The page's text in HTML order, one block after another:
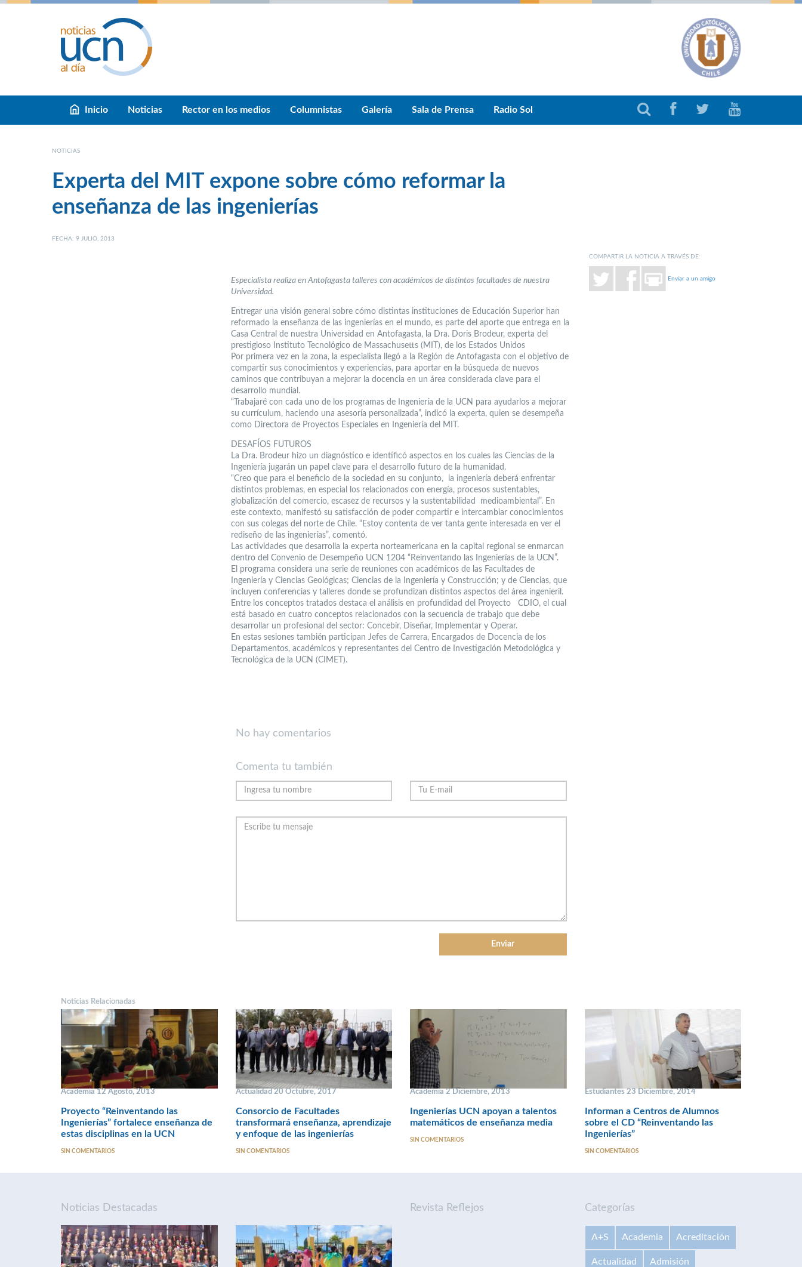
Inicio Noticias Rector en los medios Columnistas Galería Sala de Prensa Radio Sol
NOTICIAS
Experta del MIT expone sobre cómo reformar la
enseñanza de las ingenierías
FECHA: 9 JULIO, 2013
Especialista realiza en Antofagasta talleres con académicos de distintas facultades de nuestra
Universidad.
Entregar una visión general sobre cómo distintas instituciones de Educación Superior han
reformado la enseñanza de las ingenierías en el mundo, es parte del aporte que entrega en la
Casa Central de nuestra Universidad en Antofagasta, la Dra. Doris Brodeur, experta del
prestigioso Instituto Tecnológico de Massachusetts (MIT), de los Estados Unidos
Por primera vez en la zona, la especialista llegó a la Región de Antofagasta con el objetivo de
compartir sus conocimientos y experiencias, para aportar en la búsqueda de nuevos
caminos que contribuyan a mejorar la docencia en un área considerada clave para el
desarrollo mundial.
“Trabajaré con cada uno de los programas de Ingeniería de la UCN para ayudarlos a mejorar
su currículum, haciendo una asesoría personalizada”, indicó la experta, quien se desempeña
como Directora de Proyectos Especiales en Ingeniería del MIT.
DESAFÍOS FUTUROS
La Dra. Brodeur hizo un diagnóstico e identificó aspectos en los cuales las Ciencias de la
Ingeniería jugarán un papel clave para el desarrollo futuro de la humanidad.
“Creo que para el beneficio de la sociedad en su conjunto, la ingeniería deberá enfrentar
distintos problemas, en especial los relacionados con energía, procesos sustentables,
globalización del comercio, escasez de recursos y la sustentabilidad medioambiental”. En
este contexto, manifestó su satisfacción de poder compartir e intercambiar conocimientos
con sus colegas del norte de Chile. “Estoy contenta de ver tanta gente interesada en ver el
rediseño de las ingenierías”, comentó.
Las actividades que desarrolla la experta norteamericana en la capital regional se enmarcan
dentro del Convenio de Desempeño UCN 1204 “Reinventando las Ingenierías de la UCN”.
El programa considera una serie de reuniones con académicos de las Facultades de
Ingeniería y Ciencias Geológicas; Ciencias de la Ingeniería y Construcción; y de Ciencias, que
incluyen conferencias y talleres donde se profundizan distintos aspectos del área ingenieril.
Entre los conceptos tratados destaca el análisis en profundidad del Proyecto CDIO, el cual
está basado en cuatro conceptos relacionados con la secuencia de trabajo que debe
desarrollar un profesional del sector: Concebir, Diseñar, Implementar y Operar.
En estas sesiones también participan Jefes de Carrera, Encargados de Docencia de los
Departamentos, académicos y representantes del Centro de Investigación Metodológica y
Tecnológica de la UCN (CIMET).
COMPARTIR LA NOTICIA A TRAVÉS DE:
Enviar a un amigo
No hay comentarios
Comenta tu también
Noticias Relacionadas
Academia 12 Agosto, 2013
Proyecto “Reinventando las
Ingenierías” fortalece enseñanza de
estas disciplinas en la UCN
SIN COMENTARIOS
Actualidad 20 Octubre, 2017
Consorcio de Facultades
transformará enseñanza, aprendizaje
y enfoque de las ingenierías
SIN COMENTARIOS
Academia 2 Diciembre, 2013
Ingenierías UCN apoyan a talentos
matemáticos de enseñanza media
SIN COMENTARIOS
Estudiantes 23 Diciembre, 2014
Informan a Centros de Alumnos
sobre el CD “Reinventando las
Ingenierías”
SIN COMENTARIOS
Noticias Destacadas Revista Reflejos Categorías
A+S Academia Acreditación
Actualidad Admisión